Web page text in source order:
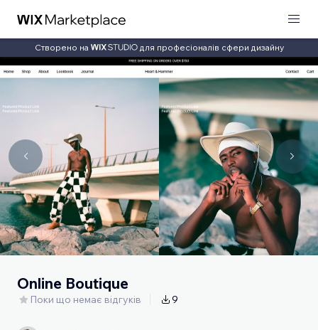
Створено на для професіоналів сфери дизайну
Online Boutique
Поки що немає відгуків 9